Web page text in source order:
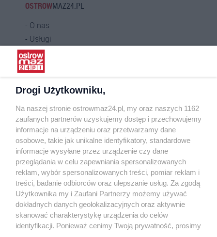
OSTROWMAZ24.PL
O nas
Usługi
Praca
Warunki korzystania
Kontakt
INFORMATOR
Bankomaty
Msze święte
Nocna pomoc lekarska
Taxi
REKLAMA
Banery i artykuły
Reklama wideo
Drogi Użytkowniku,
Na naszej stronie ostrowmaz24.pl, my oraz naszych 1162
zaufanych partnerów uzyskujemy dostęp i przechowujemy
informacje na urządzeniu oraz przetwarzamy dane
osobowe, takie jak unikalne identyfikatory, standardowe
informacje wysyłane przez urządzenie czy dane
przeglądania w celu zapewniania spersonalizowanych
reklam, wybór spersonalizowanych treści, pomiar reklam i
treści, badanie odbiorców oraz ulepszanie usług. Za zgodą
Użytkownika my i Zaufani Partnerzy możemy używać
dokładnych danych geolokalizacyjnych oraz aktywnie
skanować charakterystykę urządzenia do celów
identyfikacji. Ponieważ cenimy Twoją prywatność, prosimy